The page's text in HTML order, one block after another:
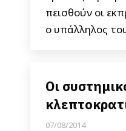
πεισθούν οι
ο υπάλληλος
Οι
07/08/2014